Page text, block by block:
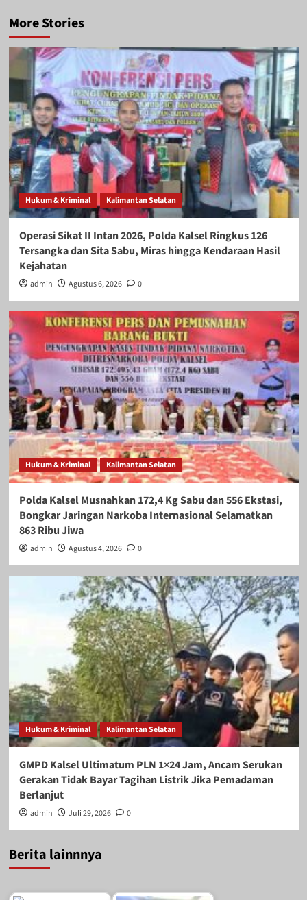
More Stories
Hukum & Kriminal Kalimantan Selatan
Operasi Sikat II Intan 2026, Polda Kalsel Ringkus 126
Tersangka dan Sita Sabu, Miras hingga Kendaraan Hasil
Kejahatan
admin Agustus 6, 2026 0
Hukum & Kriminal Kalimantan Selatan
Polda Kalsel Musnahkan 172,4 Kg Sabu dan 556 Ekstasi,
Bongkar Jaringan Narkoba Internasional Selamatkan
863 Ribu Jiwa
admin Agustus 4, 2026 0
Hukum & Kriminal Kalimantan Selatan
GMPD Kalsel Ultimatum PLN 1×24 Jam, Ancam Serukan
Gerakan Tidak Bayar Tagihan Listrik Jika Pemadaman
Berlanjut
admin Juli 29, 2026 0
Berita lainnnya